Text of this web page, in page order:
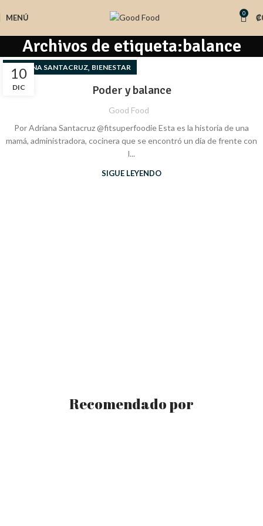
MENÚ 0 ₡
Archivos de etiqueta:balance
10
DIC
ADRIANA SANTACRUZ, BIENESTAR
Poder y balance
Good Food
Por Adriana Santacruz @fitsuperfoodie Esta es la historia de una
mamá, administradora, cocinera que se encontró un día de frente con
l...
SIGUE LEYENDO
Recomendado por